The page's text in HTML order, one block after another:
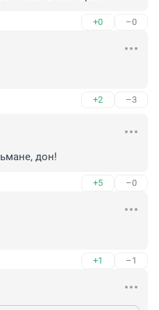
+0 –0
+2 –3
дон!
+5 –0
+1 –1